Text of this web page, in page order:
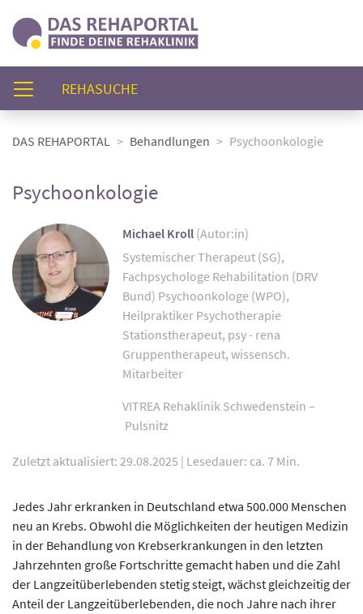
REHASUCHE(AKTUELL)
DAS REHAPORTAL Behandlungen Psychoonkologie
Psychoonkologie
Michael Kroll (Autor:in)
Systemischer Therapeut (SG),
Fachpsychologe Rehabilitation (DRV
Bund) Psychoonkologe (WPO),
Heilpraktiker Psychotherapie
Stationstherapeut, psy - rena
Gruppentherapeut, wissensch.
Mitarbeiter
VITREA Rehaklinik Schwedenstein –
Pulsnitz
Zuletzt aktualisiert: 29.08.2025 | Lesedauer: ca. 7 Min.
Jedes Jahr erkranken in Deutschland etwa 500.000 Menschen
neu an Krebs. Obwohl die Möglichkeiten der heutigen Medizin
in der Behandlung von Krebserkrankungen in den letzten
Jahrzehnten große Fortschritte gemacht haben und die Zahl
der Langzeitüberlebenden stetig steigt, wächst gleichzeitig der
Anteil der Langzeitüberlebenden, die noch Jahre nach ihrer